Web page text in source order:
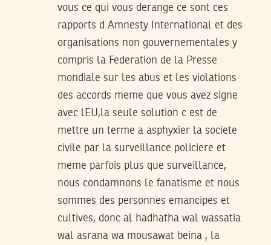
vous ce qui vous derange ce sont ces
rapports d Amnesty International et des
organisations non gouvernementales y
compris la Federation de la Presse
mondiale sur les abus et les violations
des accords meme que vous avez signe
avec lEU,la seule solution c est de
mettre un terme a asphyxier la societe
civile par la surveillance policiere et
meme parfois plus que surveillance,
nous condamnons le fanatisme et nous
sommes des personnes emancipes et
cultives, donc al hadhatha wal wassatia
wal asrana wa mousawat beina , la